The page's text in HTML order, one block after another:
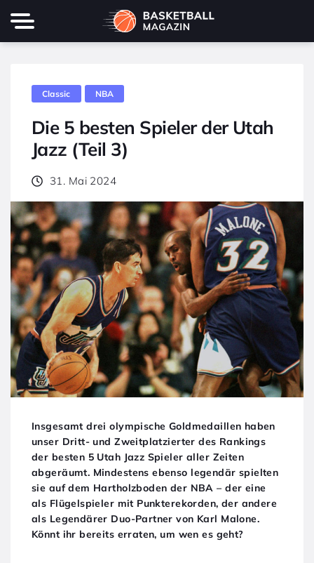
Classic NBA
Die 5 besten Spieler der Utah
Jazz (Teil 3)
31. Mai 2024
Insgesamt drei olympische Goldmedaillen haben
unser Dritt- und Zweitplatzierter des Rankings
der besten 5 Utah Jazz Spieler aller Zeiten
abgeräumt. Mindestens ebenso legendär spielten
sie auf dem Hartholzboden der NBA – der eine
als Flügelspieler mit Punkterekorden, der andere
als Legendärer Duo-Partner von Karl Malone.
Könnt ihr bereits erraten, um wen es geht?